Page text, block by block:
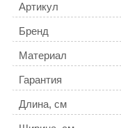
Артикул
Бренд
Материал
Гарантия
Длина, см